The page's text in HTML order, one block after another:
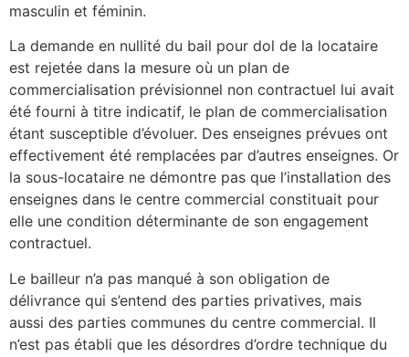
masculin et féminin.
La demande en nullité du bail pour dol de la locataire
est rejetée dans la mesure où un plan de
commercialisation prévisionnel non contractuel lui avait
été fourni à titre indicatif, le plan de commercialisation
étant susceptible d’évoluer. Des enseignes prévues ont
effectivement été remplacées par d’autres enseignes. Or
la sous-locataire ne démontre pas que l’installation des
enseignes dans le centre commercial constituait pour
elle une condition déterminante de son engagement
contractuel.
Le bailleur n’a pas manqué à son obligation de
délivrance qui s’entend des parties privatives, mais
aussi des parties communes du centre commercial. Il
n’est pas établi que les désordres d’ordre technique du